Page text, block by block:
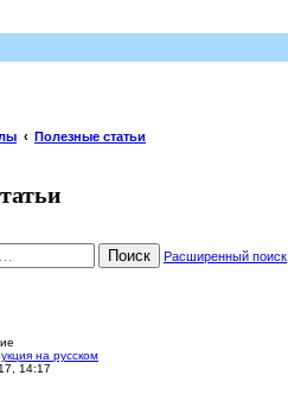
Полезные статьи
Поиск
Расширенный поиск
на русском
14:17